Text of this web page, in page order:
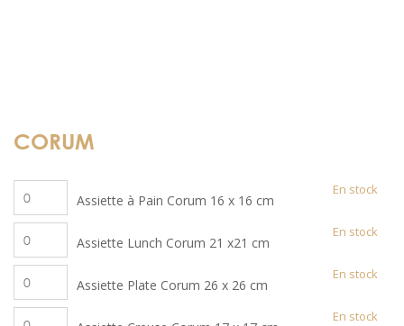
CORUM
quantité
de
Assiette
à
Pain
Corum
16
Assiette à Pain Corum 16 x 16 cm
En stock
quantité
de
Assiette
Lunch
Corum
Assiette Lunch Corum 21 x21 cm
En stock
quantité
de
Assiette
Assiette Plate Corum 26 x 26 cm
En stock
quantité
En stock